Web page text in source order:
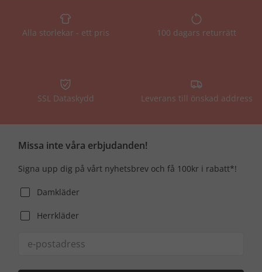
Alla storlekar - ett pris 100 dagars returrätt
SSL Dataskydd Leverans till önskad address
Missa inte våra erbjudanden!
Signa upp dig på vårt nyhetsbrev och få 100kr i rabatt*!
Damkläder
Herrkläder